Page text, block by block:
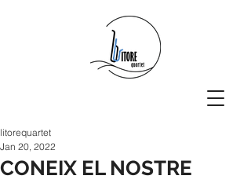
CONEIX EL NOSTRE
litorequartet
Jan 20, 2022